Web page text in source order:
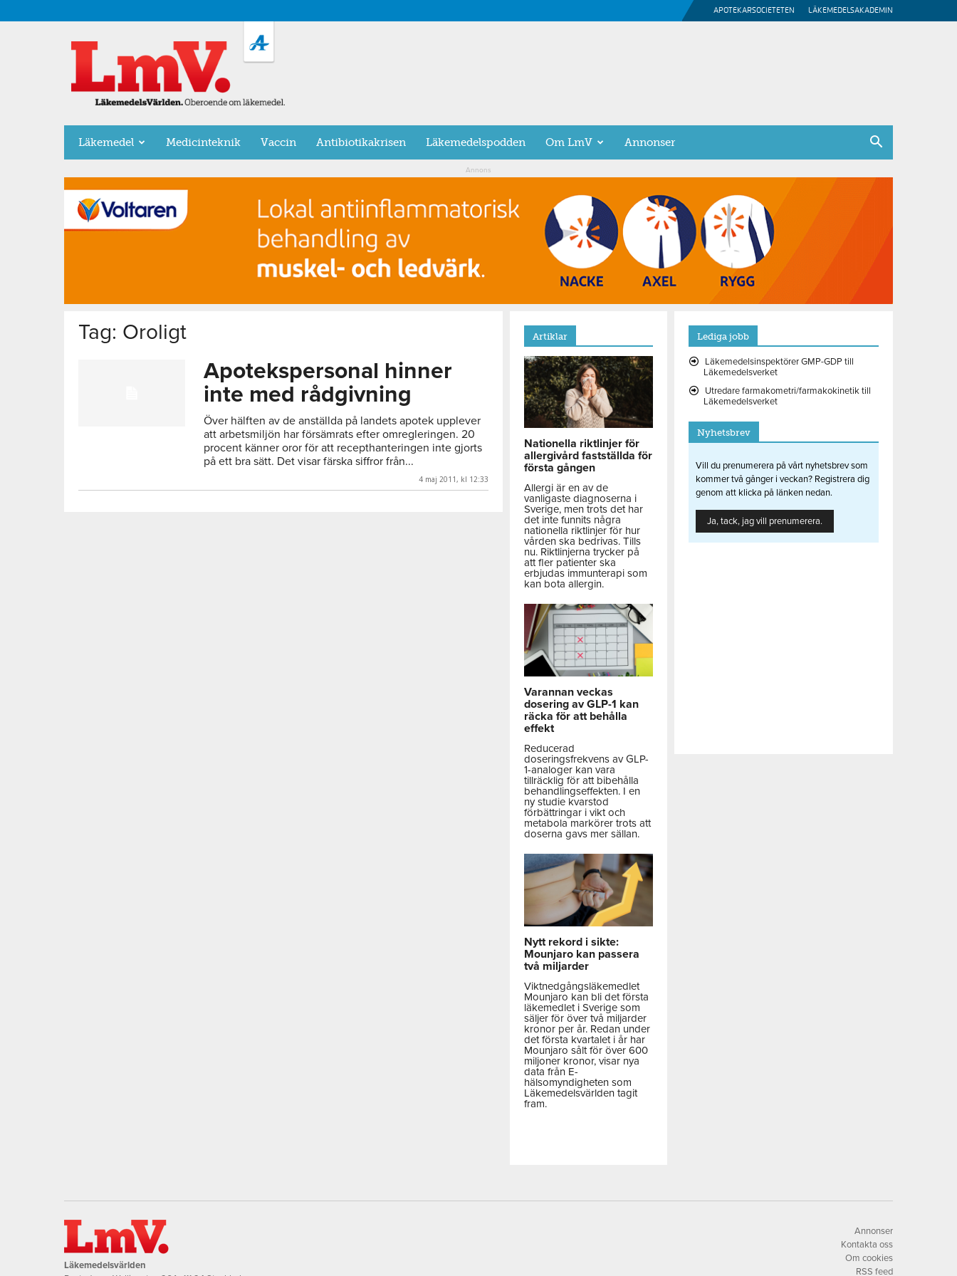
APOTEKARSOCIETETEN LÄKEMEDELSAKADEMIN
LäkemedelsVärlden
Läkemedel Medicinteknik Vaccin Antibiotikakrisen Läkemedelspodden Om LmV Annonser
Annons
Tag: Oroligt
Apotekspersonal hinner
inte med rådgivning
Över hälften av de anställda på landets apotek upplever
att arbetsmiljön har försämrats efter omregleringen. 20
procent känner oror för att recepthanteringen inte gjorts
på ett bra sätt. Det visar färska siffror från...
4 maj 2011, kl 12:33
Artiklar
Nationella riktlinjer för
allergivård fastställda för
första gången
Allergi är en av de
vanligaste diagnoserna i
Sverige, men trots det har
det inte funnits några
nationella riktlinjer för hur
vården ska bedrivas. Tills
nu. Riktlinjerna trycker på
att fler patienter ska
erbjudas immunterapi som
kan bota allergin.
Varannan veckas
dosering av GLP-1 kan
räcka för att behålla
effekt
Reducerad
doseringsfrekvens av GLP-
1-analoger kan vara
tillräcklig för att bibehålla
behandlingseffekten. I en
ny studie kvarstod
förbättringar i vikt och
metabola markörer trots att
doserna gavs mer sällan.
Nytt rekord i sikte:
Mounjaro kan passera
två miljarder
Viktnedgångsläkemedlet
Mounjaro kan bli det första
läkemedlet i Sverige som
säljer för över två miljarder
kronor per år. Redan under
det första kvartalet i år har
Mounjaro sålt för över 600
miljoner kronor, visar nya
data från E-
hälsomyndigheten som
Läkemedelsvärlden tagit
fram.
Lediga jobb
Läkemedelsinspektörer GMP-GDP till
Läkemedelsverket
Utredare farmakometri/farmakokinetik till
Läkemedelsverket
Nyhetsbrev
Vill du prenumerera på vårt nyhetsbrev som
kommer två gånger i veckan? Registrera dig
genom att klicka på länken nedan.
Ja, tack, jag vill prenumerera.
Läkemedelsvärlden
Annonser
Kontakta oss
Om cookies
RSS feed